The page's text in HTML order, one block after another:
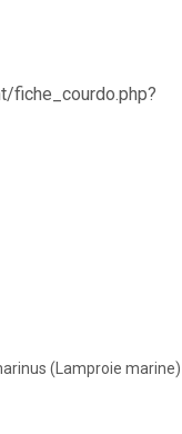
fiche_courdo.php?
(Lamproie marine)